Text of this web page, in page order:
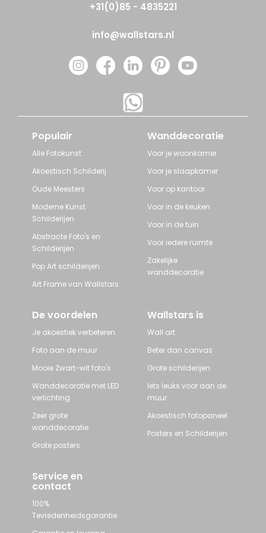
+31(0)85 - 4835221
info@wallstars.nl
Populair
Alle Fotokunst
Akoestisch Schilderij
Oude Meesters
Moderne Kunst
Schilderijen
Abstracte Foto's en
Schilderijen
Pop Art schilderijen
Art Frame van Wallstars
Wanddecoratie
Voor je woonkamer
Voor je slaapkamer
Voor op kantoor
Voor in de keuken
Voor in de tuin
Voor iedere ruimte
Zakelijke
wanddecoratie
De voordelen
Je akoestiek verbeteren
Foto aan de muur
Mooie Zwart-wit foto's
Wanddecoratie met LED
verlichting
Zeer grote
wanddecoratie
Grote posters
Wallstars is
Wall art
Beter dan canvas
Grote schilderijen
Iets leuks voor aan de
muur
Akoestisch fotopaneel
Posters en Schilderijen
Service en
contact
100%
Tevredenheidsgarantie